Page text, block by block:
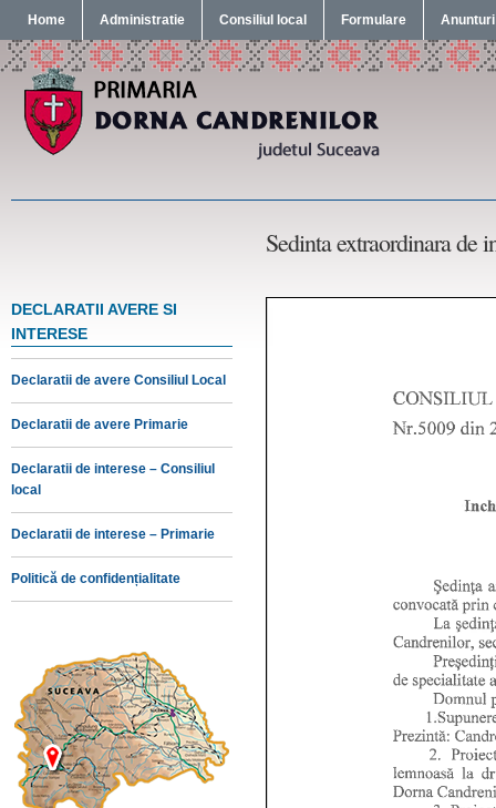
Home Administratie Consiliul local Formulare Anunturi
Sedinta extraordinara de
DECLARATII AVERE SI
INTERESE
Declaratii de avere Consiliul Local
Declaratii de avere Primarie
Declaratii de interese – Consiliul
local
Declaratii de interese – Primarie
Politică de confidențialitate